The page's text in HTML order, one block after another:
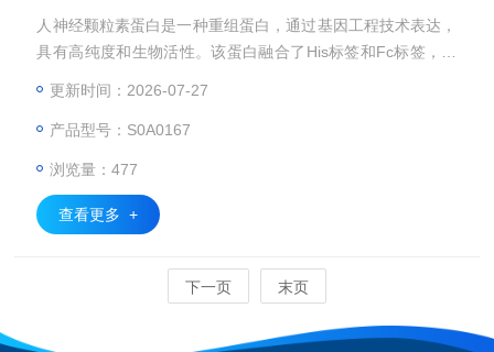
人神经颗粒素蛋白是一种重组蛋白，通过基因工程技术表达，
具有高纯度和生物活性。该蛋白融合了His标签和Fc标签，便
病的重要工具。
更新时间：2026-07-27
产品型号：S0A0167
浏览量：477
查看更多 +
下一页 末页